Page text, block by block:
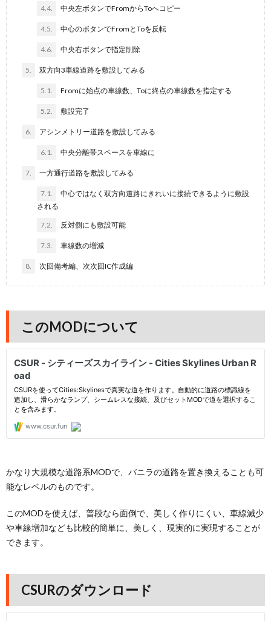
4.4. 中央左ボタンでFromからToへコピー
4.5. 中心のボタンでFromとToを反転
4.6. 中央右ボタンで指定削除
5. 双方向3車線道路を敷設してみる
5.1. Fromに始点の車線数、Toに終点の車線数を指定する
5.2. 敷設完了
6. アシンメトリー道路を敷設してみる
6.1. 中央分離帯スペースを車線に
7. 一方通行道路を敷設してみる
7.1.
中心ではなく双方向道路にきれいに接続できるように敷設
される
7.2. 反対側にも敷設可能
7.3. 車線数の増減
8. 次回備考編、次次回IC作成編
このMODについて
かなり大規模な道路系MODで、バニラの道路を置き換えることも可
能なレベルのものです。
このMODを使えば、普段なら面倒で、美しく作りにくい、車線減少
や車線増加なども比較的簡単に、美しく、現実的に実現することが
できます。
CSURのダウンロード